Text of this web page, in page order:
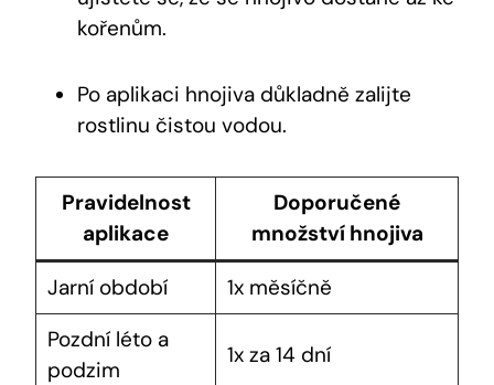
kořenům.
Po aplikaci hnojiva důkladně zalijte
rostlinu čistou vodou.
Pravidelnost
aplikace
Doporučené
množství hnojiva
Jarní období
1x měsíčně
Pozdní léto a
podzim
1x za 14 dní